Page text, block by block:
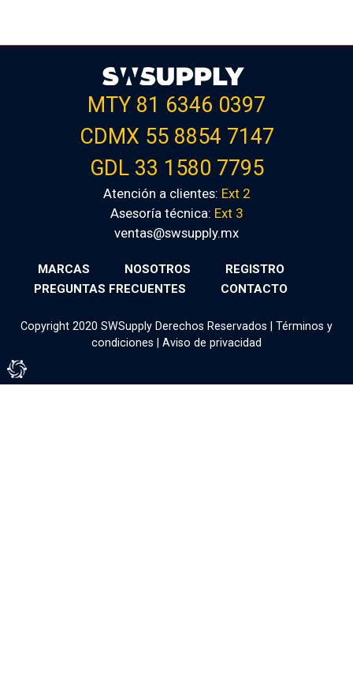
MTY 81 6346 0397
CDMX 55 8854 7147
GDL 33 1580 7795
Atención a clientes: Ext 2
Asesoría técnica: Ext 3
ventas@swsupply.mx
MARCAS NOSOTROS
REGISTRO
PREGUNTAS FRECUENTES
CONTACTO
Copyright 2020 SWSupply Derechos Reservados | Términos y
condiciones
Aviso de privacidad